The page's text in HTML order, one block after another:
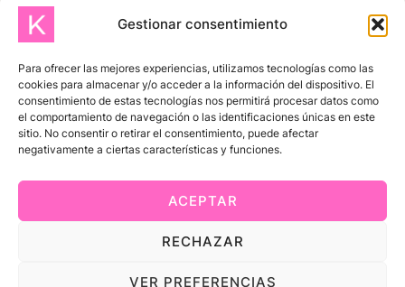
Gestionar consentimiento
Para ofrecer las mejores experiencias, utilizamos tecnologías como las
cookies para almacenar y/o acceder a la información del dispositivo. El
consentimiento de estas tecnologías nos permitirá procesar datos como
el comportamiento de navegación o las identificaciones únicas en este
sitio. No consentir o retirar el consentimiento, puede afectar
negativamente a ciertas características y funciones.
ACEPTAR
RECHAZAR
VER PREFERENCIAS
INICIO SOBRE MÍ
TIENDA
TUTORIALES GRATUITOS
ZONA DE SUSCRIPTORES
MIS COMPRAS
CONTACTO